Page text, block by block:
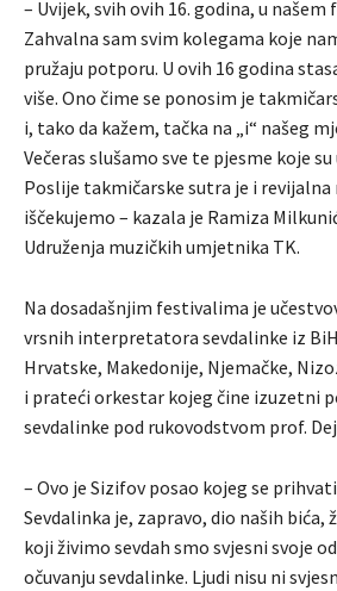
– Uvijek, svih ovih 16. godina, u našem
Zahvalna sam svim kolegama koje
pružaju potporu. U ovih 16 godina
više. Ono čime se ponosim je
i, tako da kažem, tačka na „i“ našeg
Večeras slušamo sve te pjesme koje su
Poslije takmičarske sutra je i revijalna
iščekujemo – kazala je Ramiza
Udruženja muzičkih umjetnika TK.
Na dosadašnjim festivalima je
vrsnih interpretatora sevdalinke iz
Hrvatske, Makedonije, Njemačke,
i prateći orkestar kojeg čine izuzetni
sevdalinke pod rukovodstvom prof.
– Ovo je Sizifov posao kojeg se
Sevdalinka je, zapravo, dio naših
koji živimo sevdah smo svjesni svoje
očuvanju sevdalinke. Ljudi nisu ni